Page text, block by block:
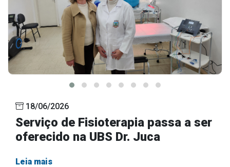
18/06/2026
Serviço de Fisioterapia passa a ser
oferecido na UBS Dr. Juca
Leia mais